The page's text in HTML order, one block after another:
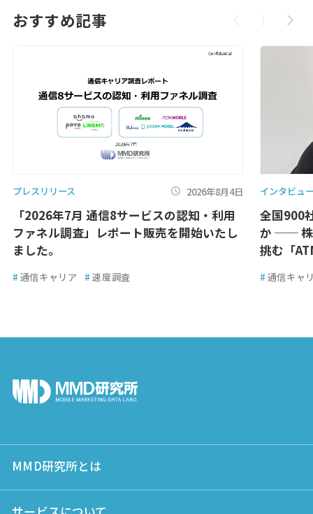
おすすめ記事
プレスリリース 2026年8月4日
「2026年7月 通信8サービスの認知・利用
ファネル調査」レポート販売を開始いたし
ました。
# 通信キャリア # 速度調査
インタビュ
全国900
か ── 株
挑む「
# 通信キャ
MMD研究所とは